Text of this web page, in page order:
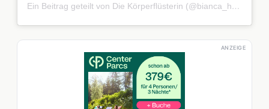
Ein Beitrag geteilt von Die Körperflüsterin (@bianca_helmeke)
ANZEIGE